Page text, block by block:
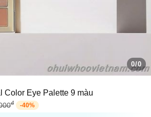
0/0
Color Eye Palette 9 màu
đ -40%